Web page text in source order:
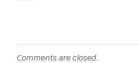
Comments are closed.